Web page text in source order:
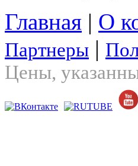
Главная | О
Партнеры |
Цены,